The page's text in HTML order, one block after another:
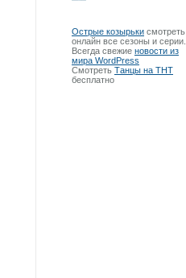
Острые козырьки смотреть
онлайн все сезоны и серии.
Всегда свежие новости из
мира WordPress
Смотреть Танцы на ТНТ
бесплатно